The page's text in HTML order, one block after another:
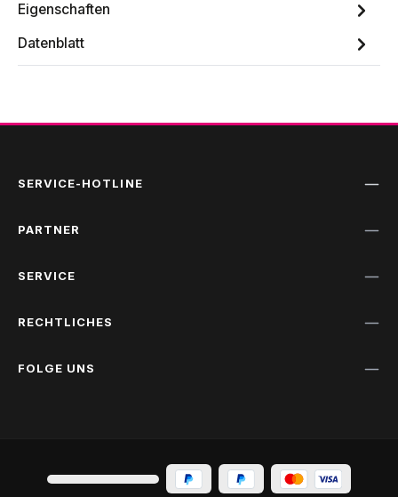
Eigenschaften
Datenblatt
SERVICE-HOTLINE
PARTNER
SERVICE
RECHTLICHES
FOLGE UNS